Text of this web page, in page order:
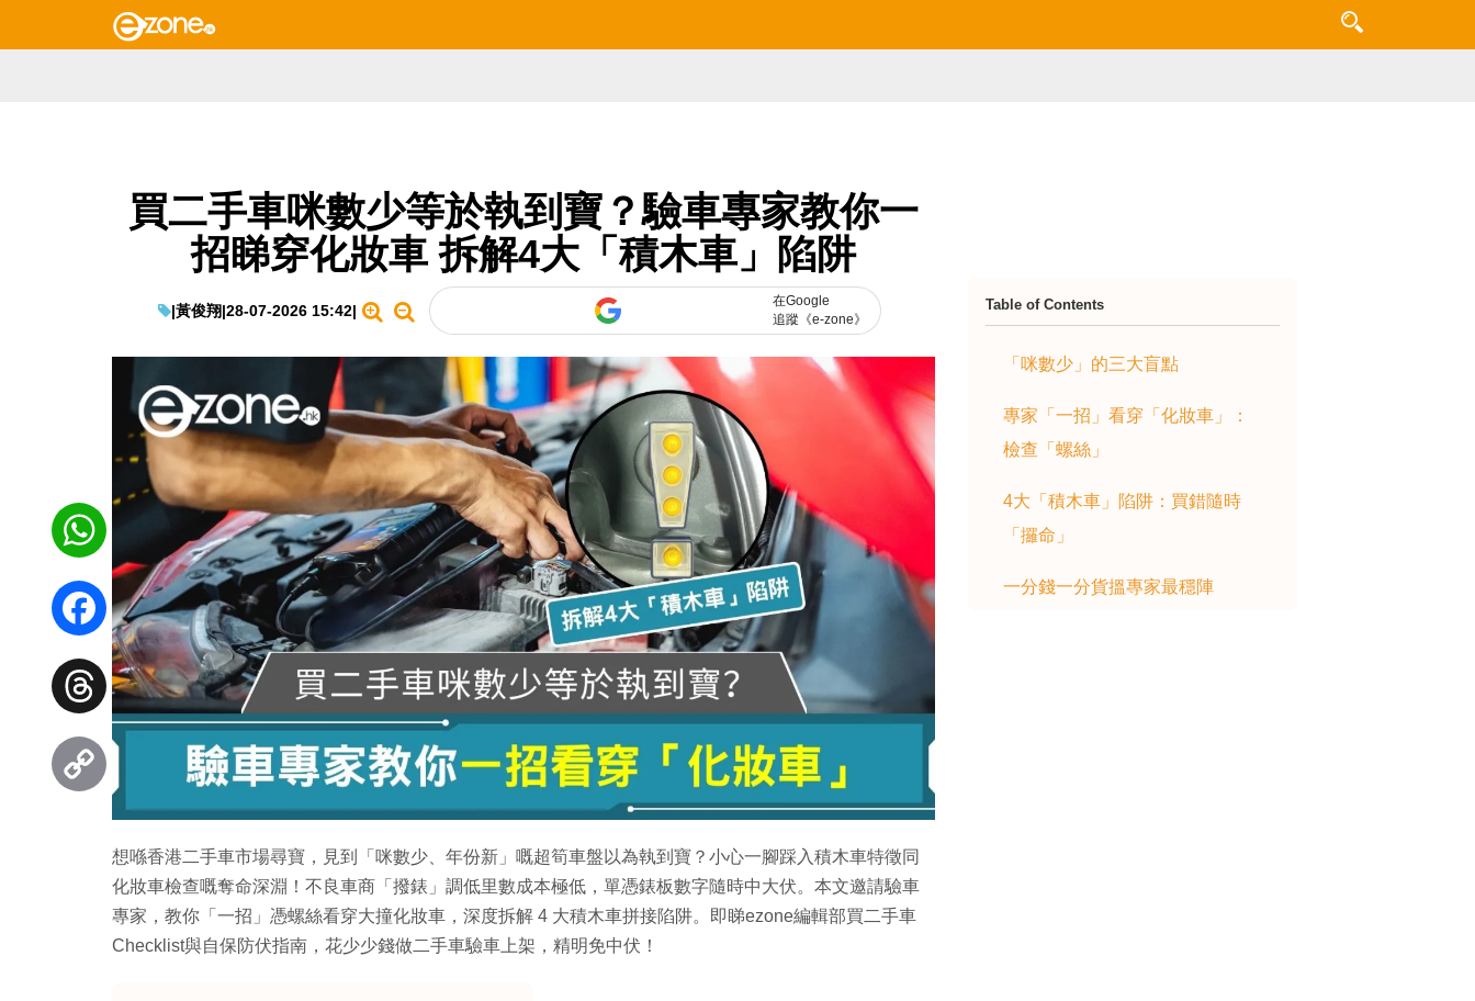
買二手車咪數少等於執到寶？驗車專家教你一
招睇穿化妝車 拆解4大「積木車」陷阱
|黃俊翔|28-07-2026 15:42|
在Google
追蹤《e-zone》
想喺香港二手車市場尋寶，見到「咪數少、年份新」嘅超筍車盤以為執到寶？小心一腳踩入積木車特徵同
化妝車檢查嘅奪命深淵！不良車商「撥錶」調低里數成本極低，單憑錶板數字隨時中大伏。本文邀請驗車
專家，教你「一招」憑螺絲看穿大撞化妝車，深度拆解 4 大積木車拼接陷阱。即睇ezone編輯部買二手車
Checklist與自保防伏指南，花少少錢做二手車驗車上架，精明免中伏！
Table of Contents
「咪數少」的三大盲點
專家「一招」看穿「化妝車」：
檢查「螺絲」
4大「積木車」陷阱：買錯隨時
「攞命」
一分錢一分貨搵專家最穩陣
WhatsApp
Facebook
Threads
Copy
Link